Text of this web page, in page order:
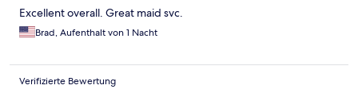
Excellent overall. Great maid svc.
Brad, Aufenthalt von 1 Nacht
Verifizierte Bewertung